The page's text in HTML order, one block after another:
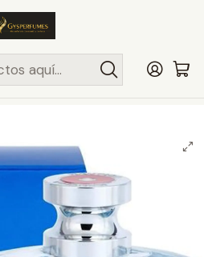
hasta las 13Hrs, valido solo en
..>>
NAUTICA
HOMBRE
SPORT 100ML EDT